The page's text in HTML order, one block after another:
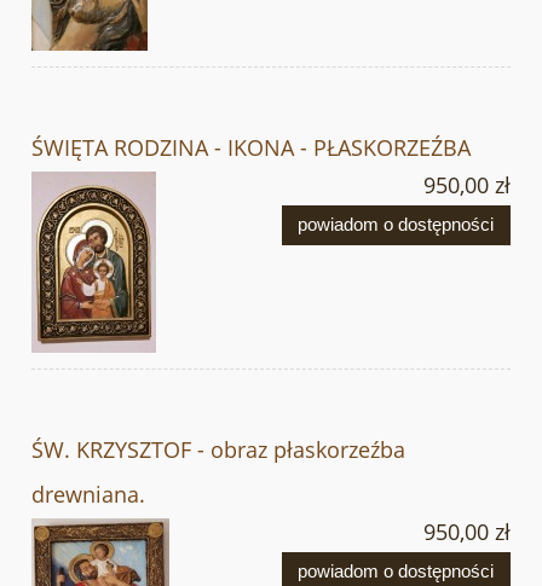
ŚWIĘTA RODZINA - IKONA - PŁASKORZEŹBA
950,00 zł
powiadom o dostępności
ŚW. KRZYSZTOF - obraz płaskorzeźba
drewniana.
950,00 zł
powiadom o dostępności